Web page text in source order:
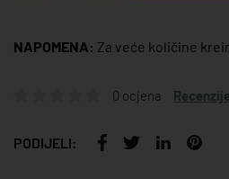
NAPOMENA: Za veće količine
0 ocjena Recenzije
PODIJELI: